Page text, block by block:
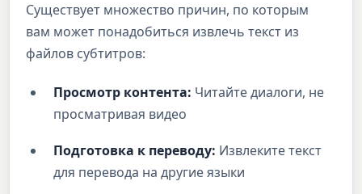
Существует множество причин, по которым
вам может понадобиться извлечь текст из
файлов субтитров:
Просмотр контента: Читайте диалоги, не
просматривая видео
Подготовка к переводу: Извлеките текст
для перевода на другие языки